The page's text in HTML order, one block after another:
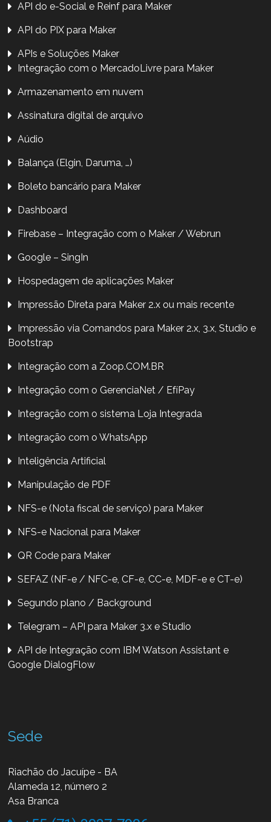
API do e-Social e Reinf para Maker
API do PIX para Maker
APIs e Soluções Maker
Integração com o MercadoLivre para Maker
Armazenamento em nuvem
Assinatura digital de arquivo
Aúdio
Balança (Elgin, Daruma, …)
Boleto bancário para Maker
Dashboard
Firebase – Integração com o Maker / Webrun
Google – SingIn
Hospedagem de aplicações Maker
Impressão Direta para Maker 2.x ou mais recente
Impressão via Comandos para Maker 2.x, 3.x, Studio e
Bootstrap
Integração com a Zoop.COM.BR
Integração com o GerenciaNet / EfíPay
Integração com o sistema Loja Integrada
Integração com o WhatsApp
Inteligência Artificial
Manipulação de PDF
NFS-e (Nota fiscal de serviço) para Maker
NFS-e Nacional para Maker
QR Code para Maker
SEFAZ (NF-e / NFC-e, CF-e, CC-e, MDF-e e CT-e)
Segundo plano / Background
Telegram – API para Maker 3.x e Studio
API de Integração com IBM Watson Assistant e
Google DialogFlow
Sede
Riachão do Jacuípe - BA
Alameda 12, número 2
Asa Branca